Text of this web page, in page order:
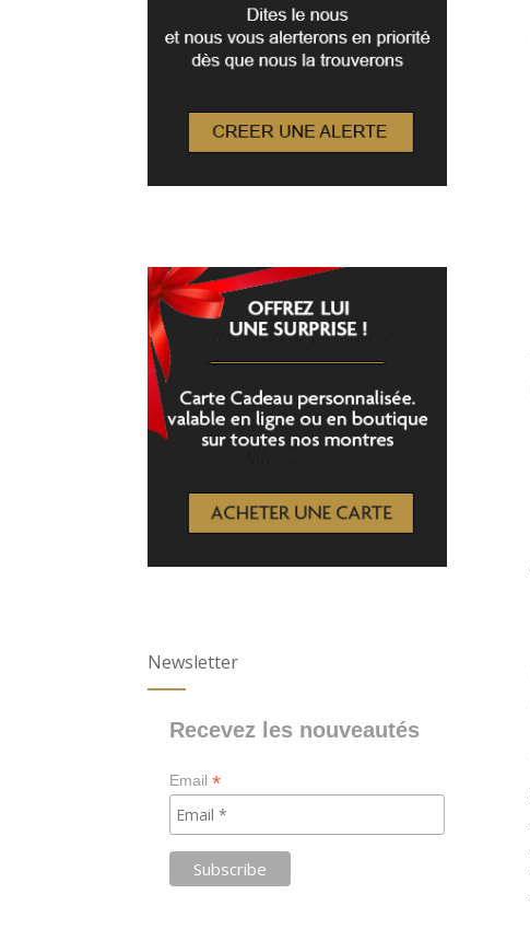
Newsletter
Recevez les nouveautés
Email*